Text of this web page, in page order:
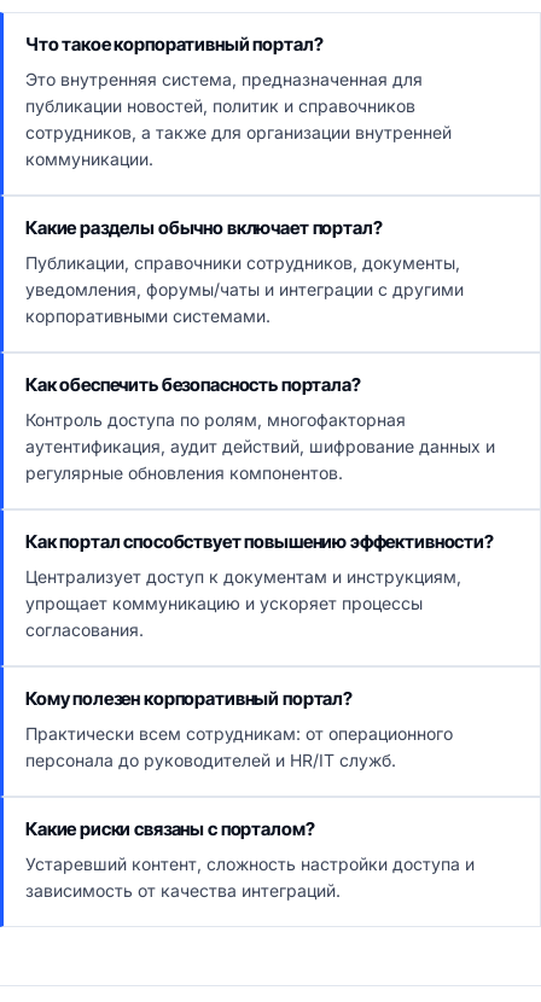
Что такое корпоративный портал?
Это внутренняя система, предназначенная для
публикации новостей, политик и справочников
сотрудников, а также для организации внутренней
коммуникации.
Какие разделы обычно включает портал?
Публикации, справочники сотрудников, документы,
уведомления, форумы/чаты и интеграции с другими
корпоративными системами.
Как обеспечить безопасность портала?
Контроль доступа по ролям, многофакторная
аутентификация, аудит действий, шифрование данных и
регулярные обновления компонентов.
Как портал способствует повышению эффективности?
Централизует доступ к документам и инструкциям,
упрощает коммуникацию и ускоряет процессы
согласования.
Кому полезен корпоративный портал?
Практически всем сотрудникам: от операционного
персонала до руководителей и HR/IT служб.
Какие риски связаны с порталом?
Устаревший контент, сложность настройки доступа и
зависимость от качества интеграций.